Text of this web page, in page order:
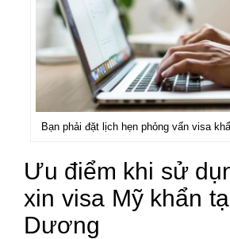
Bạn phải đặt lịch hẹn phỏng vấn visa
Ưu điểm khi sử
xin visa Mỹ khẩn
Dương